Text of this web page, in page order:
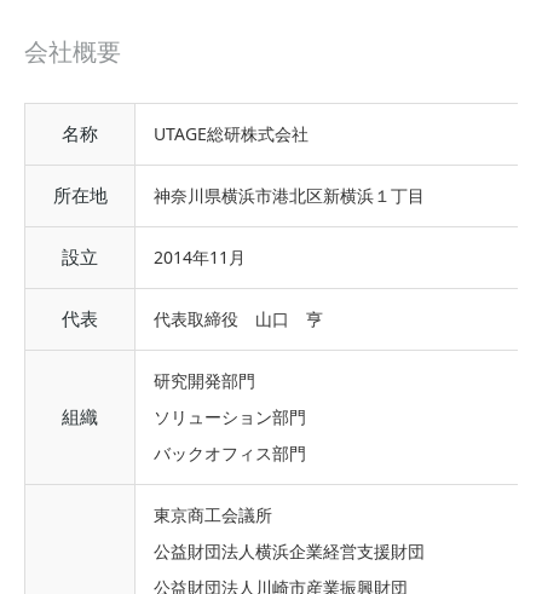
会社概要
名称 UTAGE総研株式会社
所在地 神奈川県横浜市港北区新横浜１丁目
設立 2014年11月
代表 代表取締役 山口 亨
組織
研究開発部門
ソリューション部門
バックオフィス部門
東京商工会議所
公益財団法人横浜企業経営支援財団
公益財団法人川崎市産業振興財団